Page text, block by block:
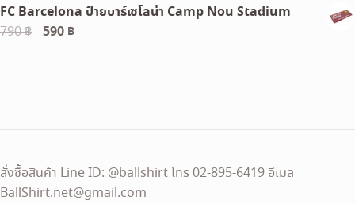
FC Barcelona ป้ายบาร์เซโลน่า Camp Nou Stadium
790฿
Original
590 ฿Current
สั่งซื้อสินค้า Line ID: @ballshirt โทร 02-895-6419 อีเมล
BallShirt.net@gmail.com